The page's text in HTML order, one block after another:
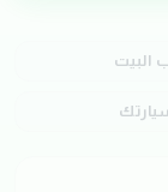
البيت